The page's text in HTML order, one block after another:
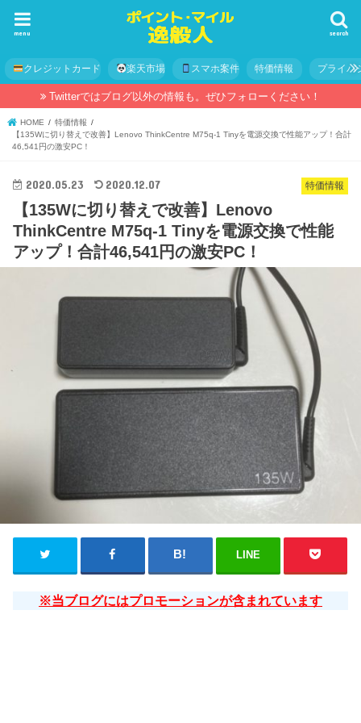
search
menu
クレジットカード 楽天市場 スマホ案件 特価情報 プライバ
Twitterではブログ以外の情報も。ぜひフォローください！
HOME
特価情報
【135Wに切り替えで改善】Lenovo ThinkCentre M75q-1 Tinyを電源交換で性能アップ！合計
46,541円の激安PC！
特価情報
2020.05.23 2020.12.07
【135Wに切り替えで改善】Lenovo
ThinkCentre M75q-1 Tinyを電源交換で性能
アップ！合計46,541円の激安PC！
LINE
※当ブログにはプロモーションが含まれています